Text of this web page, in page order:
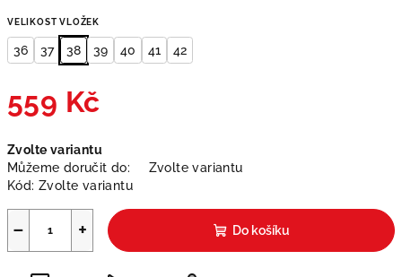
VELIKOST VLOŽEK
36 37 38 39 40 41 42
559 Kč
cena:
Zvolte variantu
Můžeme doručit do:
Zvolte variantu
Kód: Zvolte variantu
+
− Do košíku